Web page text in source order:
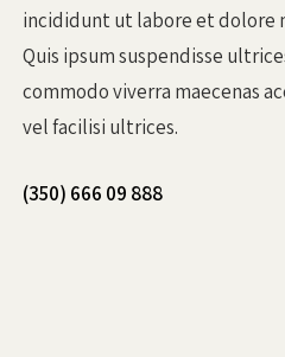
incididunt ut labore et dolore
Quis ipsum suspendisse
commodo viverra maecenas
vel facilisi ultrices.
(350) 666 09 888